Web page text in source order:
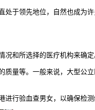
于领先地位，自然也成为许
和所选择的医疗机构来确定
量等。一般来说，大型公立
行验血查男女，以确保检测